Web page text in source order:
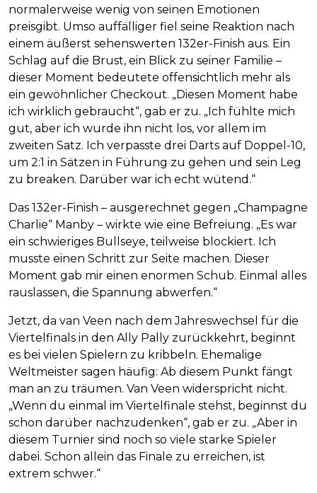
normalerweise wenig von seinen Emotionen
preisgibt. Umso auffälliger fiel seine Reaktion nach
einem äußerst sehenswerten 132er-Finish aus. Ein
Schlag auf die Brust, ein Blick zu seiner Familie –
dieser Moment bedeutete offensichtlich mehr als
ein gewöhnlicher Checkout. „Diesen Moment habe
ich wirklich gebraucht“, gab er zu. „Ich fühlte mich
gut, aber ich wurde ihn nicht los, vor allem im
zweiten Satz. Ich verpasste drei Darts auf Doppel-10,
um 2:1 in Sätzen in Führung zu gehen und sein Leg
zu breaken. Darüber war ich echt wütend.“
Das 132er-Finish – ausgerechnet gegen „Champagne
Charlie“ Manby – wirkte wie eine Befreiung. „Es war
ein schwieriges Bullseye, teilweise blockiert. Ich
musste einen Schritt zur Seite machen. Dieser
Moment gab mir einen enormen Schub. Einmal alles
rauslassen, die Spannung abwerfen.“
Jetzt, da van Veen nach dem Jahreswechsel für die
Viertelfinals in den Ally Pally zurückkehrt, beginnt
es bei vielen Spielern zu kribbeln. Ehemalige
Weltmeister sagen häufig: Ab diesem Punkt fängt
man an zu träumen. Van Veen widerspricht nicht.
„Wenn du einmal im Viertelfinale stehst, beginnst du
schon darüber nachzudenken“, gab er zu. „Aber in
diesem Turnier sind noch so viele starke Spieler
dabei. Schon allein das Finale zu erreichen, ist
extrem schwer.“